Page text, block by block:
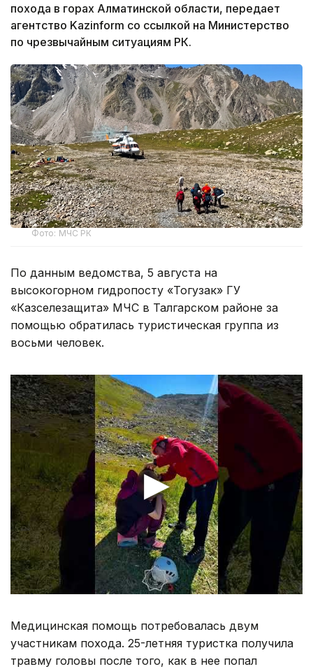
похода в горах Алматинской области, передает
агентство Kazinform со ссылкой на Министерство
по чрезвычайным ситуациям РК.
Фото: МЧС РК
По данным ведомства, 5 августа на
высокогорном гидропосту «Тогузак» ГУ
«Казселезащита» МЧС в Талгарском районе за
помощью обратилась туристическая группа из
восьми человек.
Медицинская помощь потребовалась двум
участникам похода. 25-летняя туристка получила
травму головы после того, как в нее попал